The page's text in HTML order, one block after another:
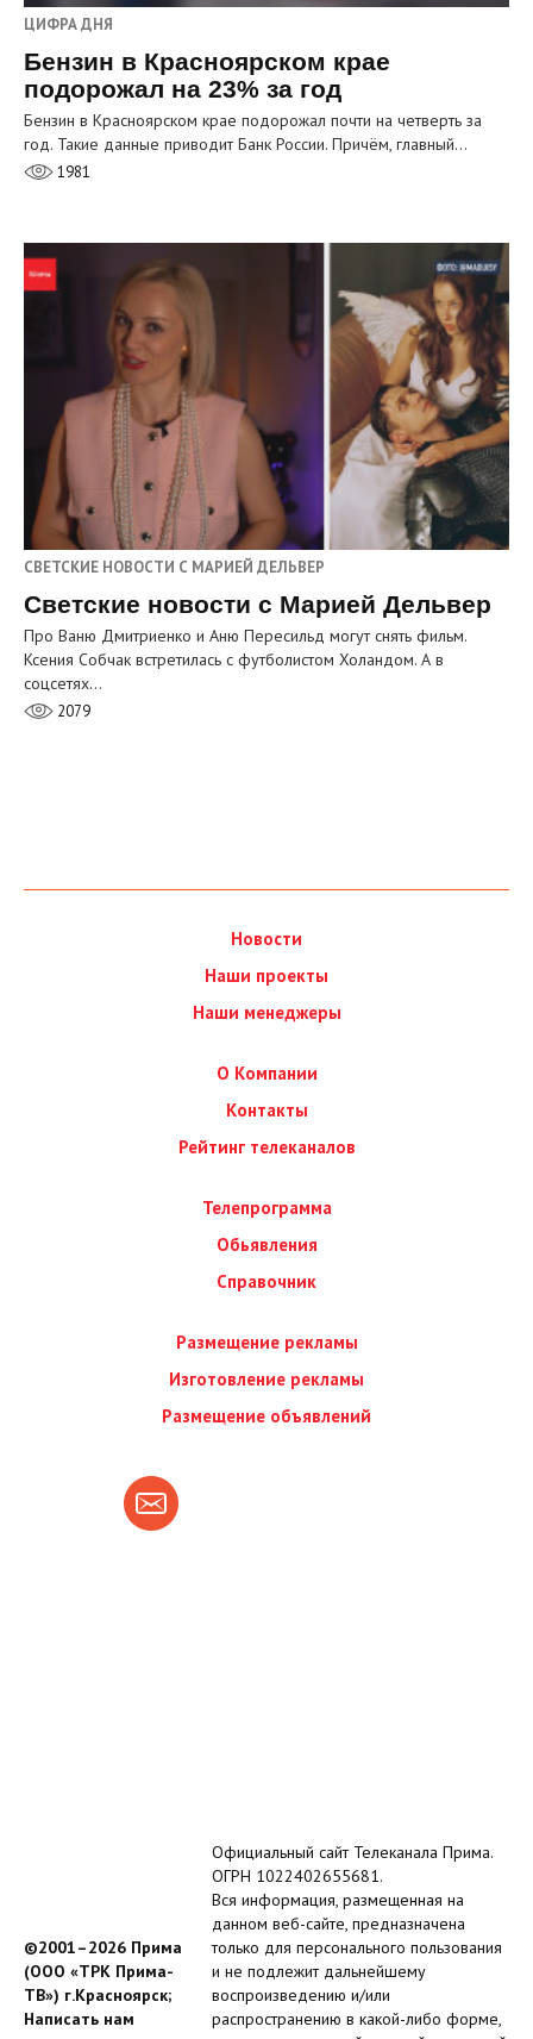
ЦИФРА ДНЯ
Бензин в Красноярском крае
подорожал на 23% за год
Бензин в Красноярском крае подорожал почти на четверть за
год. Такие данные приводит Банк России. Причём, главный…
1981
СВЕТСКИЕ НОВОСТИ С МАРИЕЙ ДЕЛЬВЕР
Светские новости с Марией Дельвер
Про Ваню Дмитриенко и Аню Пересильд могут снять фильм.
Ксения Собчак встретилась с футболистом Холандом. А в
соцсетях…
2079
Новости
Наши проекты
Наши менеджеры
О Компании
Контакты
Рейтинг телеканалов
Телепрограмма
Обьявления
Справочник
Размещение рекламы
Изготовление рекламы
Размещение объявлений
©2001–2026 Прима
(ООО «ТРК Прима-
ТВ») г.Красноярск;
Написать нам
Официальный сайт Телеканала Прима.
ОГРН 1022402655681.
Вся информация, размещенная на
данном веб-сайте, предназначена
только для персонального пользования
и не подлежит дальнейшему
воспроизведению и/или
распространению в какой-либо форме,